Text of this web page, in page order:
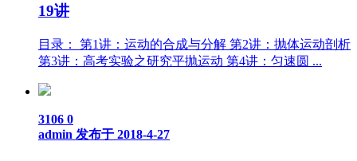
19讲
目录： 第1讲：运动的合成与分解 第2讲：抛体运动剖析
第3讲：高考实验之研究平抛运动 第4讲：匀速圆 ...
3106 0
admin 发布于 2018-4-27